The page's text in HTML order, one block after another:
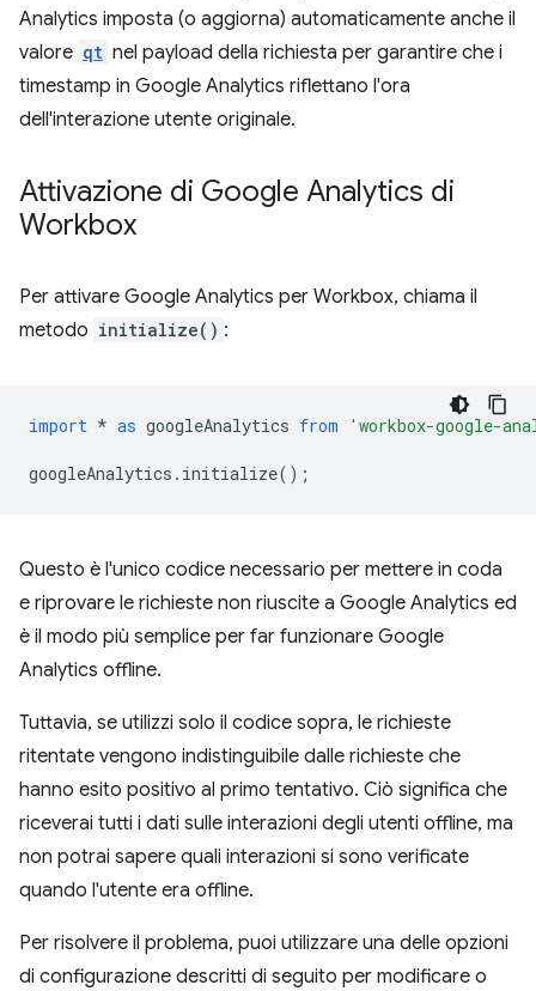
Analytics imposta (o aggiorna) automaticamente anche il
valore qt nel payload della richiesta per garantire che i
timestamp in Google Analytics riflettano l'ora
dell'interazione utente originale.
Attivazione di Google Analytics di
Workbox
Per attivare Google Analytics per Workbox, chiama il
metodo initialize() :
import * as googleAnalytics from 'workbox-google-
googleAnalytics . initialize();
Questo è l'unico codice necessario per mettere in coda
e riprovare le richieste non riuscite a Google Analytics ed
è il modo più semplice per far funzionare Google
Analytics offline.
Tuttavia, se utilizzi solo il codice sopra, le richieste
ritentate vengono indistinguibile dalle richieste che
hanno esito positivo al primo tentativo. Ciò significa che
riceverai tutti i dati sulle interazioni degli utenti offline, ma
non potrai sapere quali interazioni si sono verificate
quando l'utente era offline.
Per risolvere il problema, puoi utilizzare una delle opzioni
di configurazione descritti di seguito per modificare o